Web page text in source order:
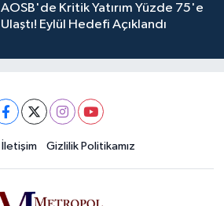
AOSB'de Kritik Yatırım Yüzde 75'e
Ulaştı! Eylül Hedefi Açıklandı
İletişim Gizlilik Politikamız